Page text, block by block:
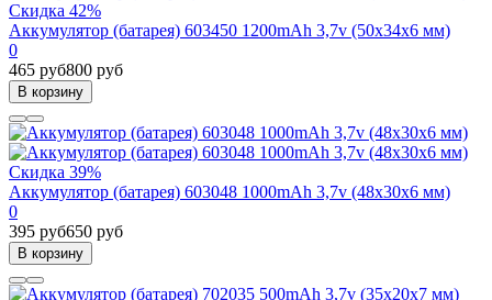
Скидка 42%
Аккумулятор (батарея) 603450 1200mAh 3,7v (50х34х6 мм)
0
465 руб800 руб
В корзину
Скидка 39%
Аккумулятор (батарея) 603048 1000mAh 3,7v (48х30х6 мм)
0
395 руб650 руб
В корзину